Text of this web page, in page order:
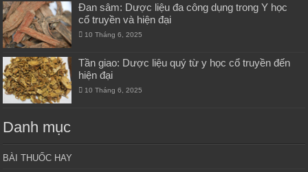
Đan sâm: Dược liệu đa công dụng trong Y học
cổ truyền và hiện đại
10 Tháng 6, 2025
Tần giao: Dược liệu quý từ y học cổ truyền đến
hiện đại
10 Tháng 6, 2025
Danh mục
BÀI THUỐC HAY